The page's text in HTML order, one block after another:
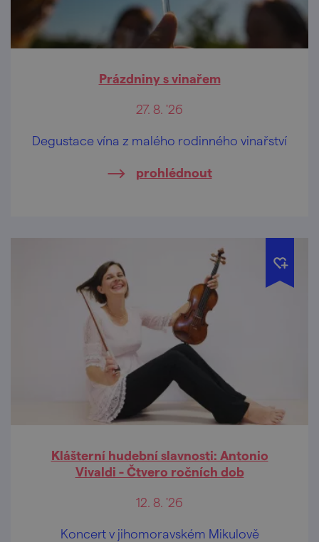
Prázdniny s vinařem
27. 8. '26
Degustace vína z malého rodinného vinařství
prohlédnout
Klášterní hudební slavnosti: Antonio
Vivaldi - Čtvero ročních dob
12. 8. '26
Koncert v jihomoravském Mikulově